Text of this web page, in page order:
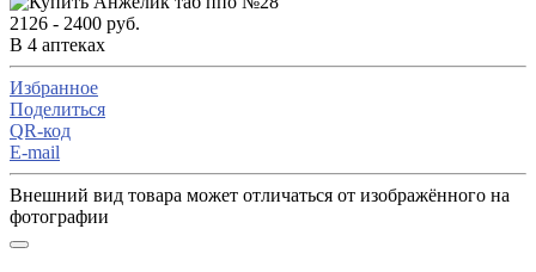
2126 - 2400 руб.
В 4 аптеках
Избранное
Поделиться
QR-код
E-mail
Внешний вид товара может отличаться от изображённого на
фотографии